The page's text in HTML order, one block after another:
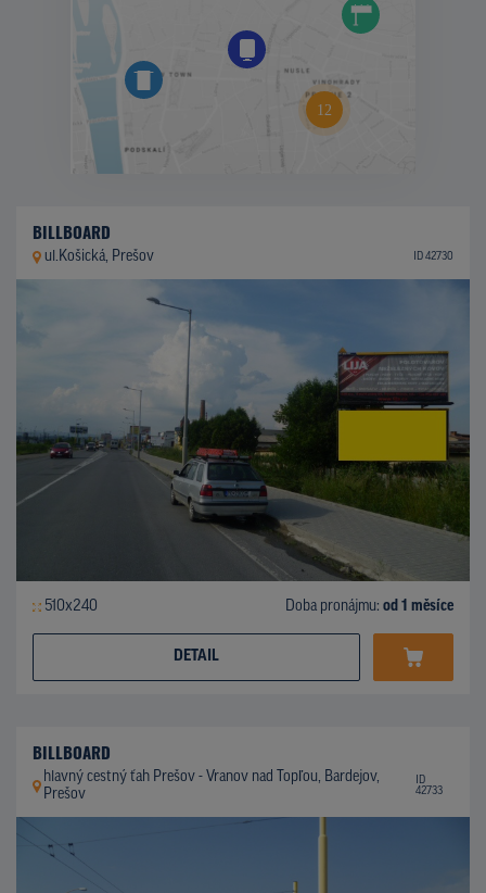
BILLBOARD
ul.Košická, Prešov ID 42730
510x240 Doba pronájmu: od 1 měsíce
DETAIL
BILLBOARD
hlavný cestný ťah Prešov - Vranov nad Topľou, Bardejov,
Prešov
ID
42733